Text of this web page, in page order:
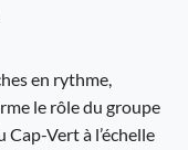
en rythme,
le rôle du groupe
Vert à l’échelle